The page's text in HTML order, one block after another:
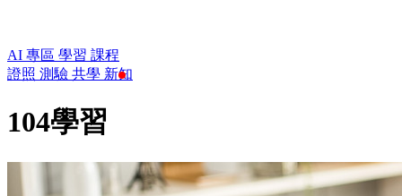
AI 專區 學習 課程
證照 測驗 共學 新知
104學習